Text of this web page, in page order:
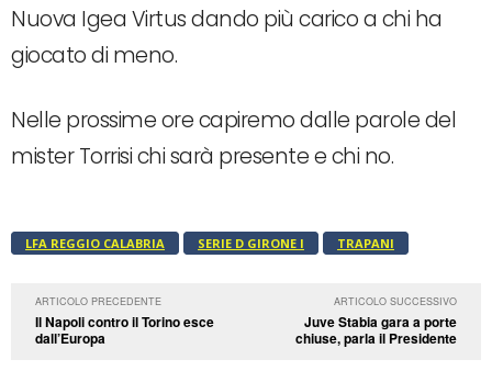
Nuova Igea Virtus dando più carico a chi ha
giocato di meno.
Nelle prossime ore capiremo dalle parole del
mister Torrisi chi sarà presente e chi no.
LFA REGGIO CALABRIA SERIE D GIRONE I TRAPANI
ARTICOLO PRECEDENTE
Il Napoli contro il Torino esce
dall’Europa
ARTICOLO SUCCESSIVO
Juve Stabia gara a porte
chiuse, parla il Presidente